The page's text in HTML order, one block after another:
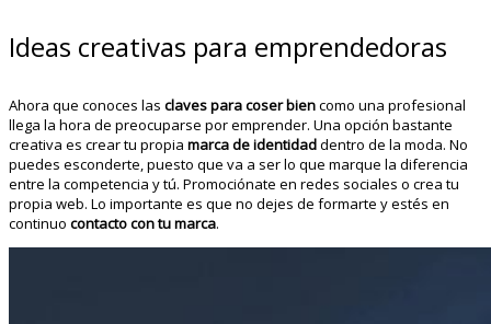
Ideas creativas para emprendedoras
Ahora que conoces las claves para coser biencomo una profesional
llega la hora de preocuparse por emprender. Una opción bastante
creativa es crear tu propia marca de identidaddentro de la moda. No
puedes esconderte, puesto que va a ser lo que marque la diferencia
entre la competencia y tú. Promociónate en redes sociales o crea tu
propia web. Lo importante es que no dejes de formarte y estés en
continuo contacto con tu marca.